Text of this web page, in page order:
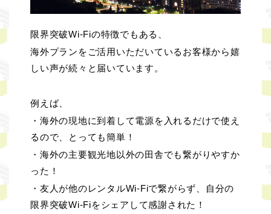
限界突破Wi-Fiの特徴でもある、
海外プランをご活用いただいているお客様から嬉
しい声が続々と届いています。
例えば、
・海外の現地に到着して電源を入れるだけで使え
るので、とっても簡単！
・海外の主要観光地以外の田舎でも繋がりやすか
った！
・友人が他のレンタルWi-Fiで繋がらず、自分の
限界突破Wi-Fiをシェアして感謝された！